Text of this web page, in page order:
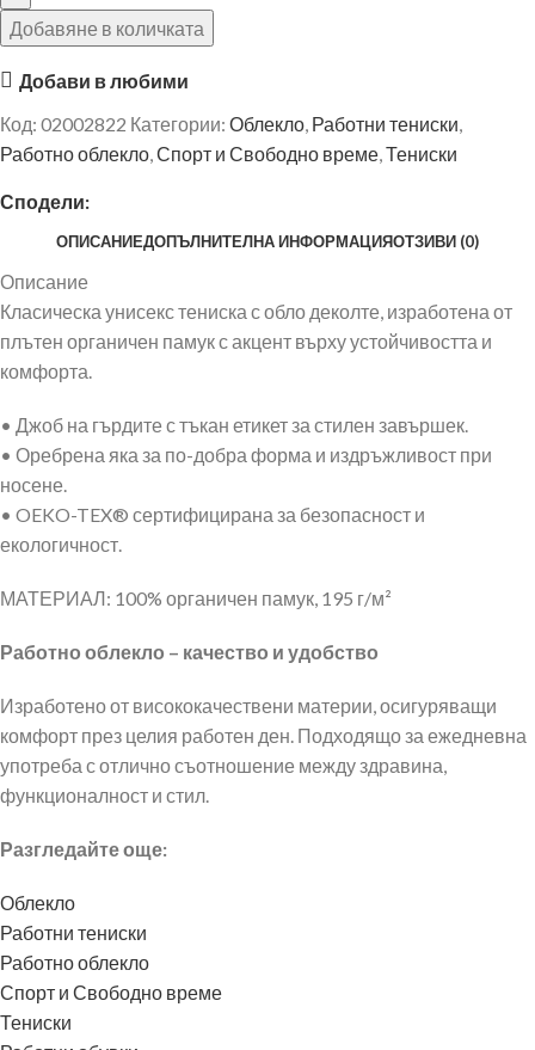
Добавяне в количката
Добави в любими
Код: 02002822 Категории: Облекло, Работни тениски,
Работно облекло,Спорт и Свободно време,Тениски
Сподели:
ОПИСАНИЕДОПЪЛНИТЕЛНА ИНФОРМАЦИЯОТЗИВИ (0)
Описание
Класическа унисекс тениска с обло деколте, изработена от
плътен органичен памук с акцент върху устойчивостта и
комфорта.
• Джоб на гърдите с тъкан етикет за стилен завършек.
• Оребрена яка за по-добра форма и издръжливост при
носене.
• OEKO-TEX® сертифицирана за безопасност и
екологичност.
МАТЕРИАЛ: 100% органичен памук, 195 г/м²
Работно облекло – качество и удобство
Изработено от висококачествени материи, осигуряващи
комфорт през целия работен ден. Подходящо за ежедневна
употреба с отлично съотношение между здравина,
функционалност и стил.
Разгледайте още:
Облекло
Работни тениски
Работно облекло
Спорт и Свободно време
Тениски